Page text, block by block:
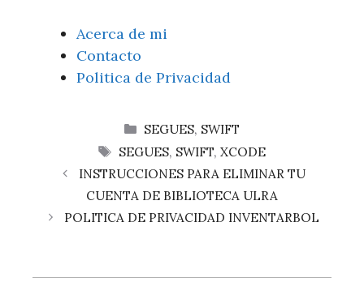
Acerca de mi
Contacto
Politica de Privacidad
CATEGORÍAS
SEGUES, SWIFT
ETIQUETAS
SEGUES, SWIFT, XCODE
INSTRUCCIONES PARA ELIMINAR TU
CUENTA DE BIBLIOTECA ULRA
POLITICA DE PRIVACIDAD INVENTARBOL